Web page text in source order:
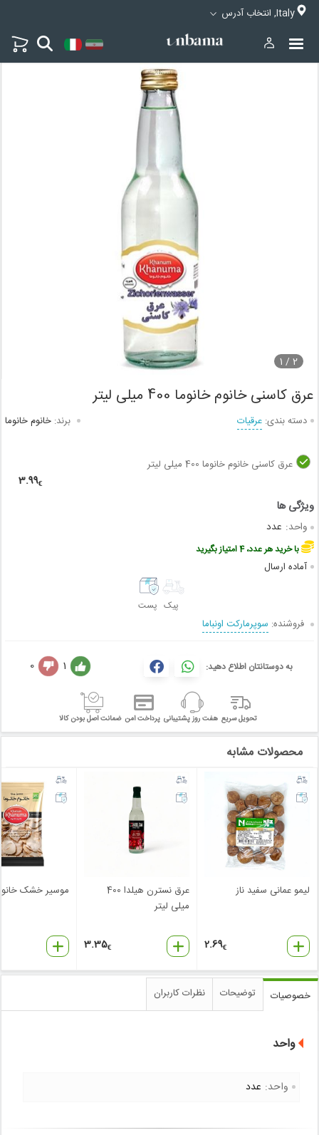
Italy, انتخاب آدرس
2 /
1
عرق کاسنی خانوم خانوما 400 میلی لیتر
دسته بندی: عرقیات برند: خانوم خانوما
عرق کاسنی خانوم خانوما 400 میلی لیتر
3.99€
واحد: عدد
با خرید هر عدد، 4 امتیاز بگیرید
آماده ارسال
پیک پست
فروشنده: سوپرمارکت اونباما
به دوستانتان اطلاع دهید: 1
0
تحویل سریع هفت روز پشتیبانی پرداخت امن ضمانت اصل بودن کالا
محصولات مشابه
لیمو عمانی سفید ناز
2.69€
عرق نسترن هیلدا 400
میلی لیتر
3.35€
موسیر خشک
خصوصیات توضیحات نظرات کاربران
واحد
واحد: عدد